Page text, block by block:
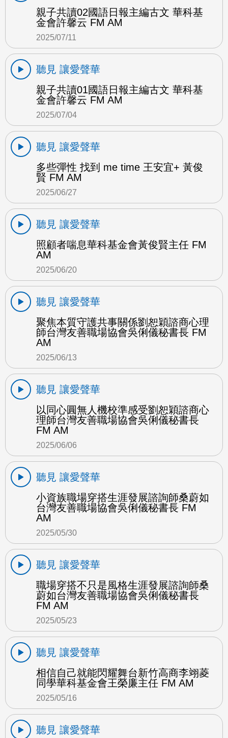
親子共讀02國語日報主編古文 華科基
金會許馨云 FM AM
2025/07/11
聽見 讓愛聲華
親子共讀01國語日報主編古文 華科基
金會許馨云 FM AM
2025/07/04
聽見 讓愛聲華
多些彈性 找到 me time 王安宜+ 黃俊
賢 FM AM
2025/06/27
聽見 讓愛聲華
照顧者喘息華科基金會黃俊賢主任 FM
AM
2025/06/20
聽見 讓愛聲華
聚焦本質守護共事關係劉恕穎諮商心理
師台灣友善職場協會吳俐儀秘書長 FM
AM
2025/06/13
聽見 讓愛聲華
以同心圓無人機校準感受劉恕穎諮商心
理師台灣友善職場協會吳俐儀秘書長
FM AM
2025/06/06
聽見 讓愛聲華
小資族職場穿搭生涯發展諮詢師桑蔚如
台灣友善職場協會吳俐儀秘書長 FM
AM
2025/05/30
聽見 讓愛聲華
職場穿搭不只是風格生涯發展諮詢師桑
蔚如台灣友善職場協會吳俐儀秘書長
FM AM
2025/05/23
聽見 讓愛聲華
相信自己就能閃耀舞台新竹高商李翊菱
同學華科基金會王榮廉主任 FM AM
2025/05/16
聽見 讓愛聲華